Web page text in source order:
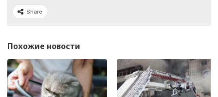
Share
Похожие новости